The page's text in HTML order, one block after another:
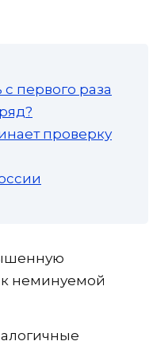
первого раза
проверку
к неминуемой